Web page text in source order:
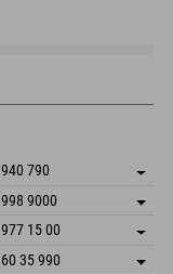
790
indirizzo
9000
indirizzo
15 00
indirizzo
35 990